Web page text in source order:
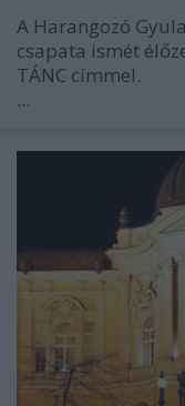
A Harangozó
csapata ismét
TÁNC címmel.
...